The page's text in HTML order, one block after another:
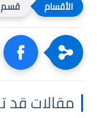
قسم
مقالات